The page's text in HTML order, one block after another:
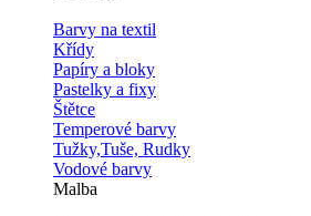
Barvy na textil
Křídy
Papíry a bloky
Pastelky a fixy
Štětce
Temperové barvy
Tužky,Tuše, Rudky
Vodové barvy
Malba